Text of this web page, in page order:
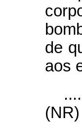
de
aos
(NR)